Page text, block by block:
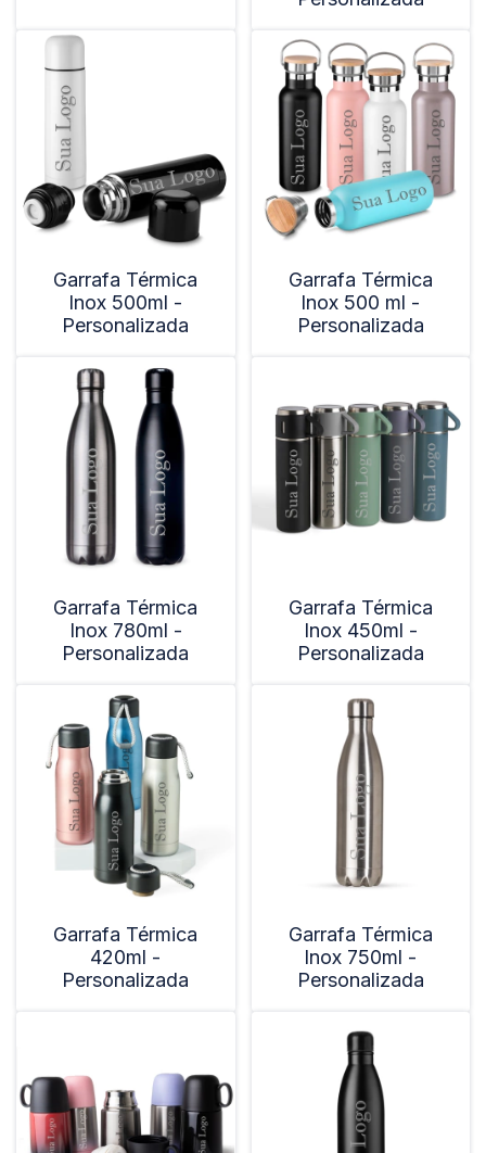
Garrafa Térmica
Inox 500ml -
Personalizada
Garrafa Térmica
Inox 500 ml -
Personalizada
Garrafa Térmica
Inox 780ml -
Personalizada
Garrafa Térmica
Inox 450ml -
Personalizada
Garrafa Térmica
420ml -
Personalizada
Garrafa Térmica
Inox 750ml -
Personalizada